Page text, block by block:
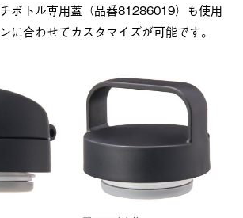
ボトル専用蓋（品番81286019）も使用
に合わせてカスタマイズが可能です。